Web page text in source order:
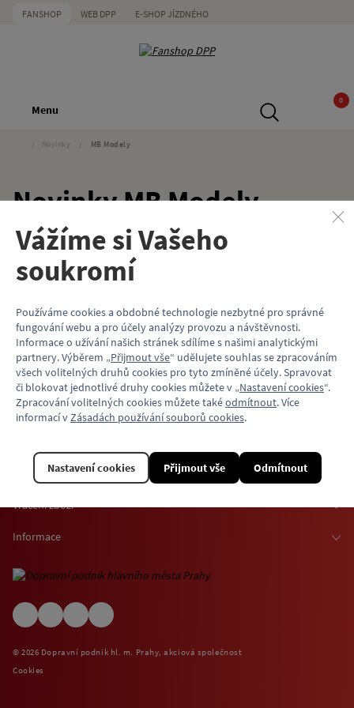
FANSHOP WEB DPP E-SHOP JÍZDNÉHO
Menu
0
Novinky MB Modely
Novinky MB Modely
Filtrovat
Značka MB Modely Zrušit vše
Nebyly nalezeny žádné produkty
Vše o nákupu
O nákupu jízdenek a vstupenek
(EN) Shipping abroad
Vrácení zboží
Informace
Informace o využívání cookies
© 2026 Dopravní podnik hl. m. Prahy, akciová společnost
Cookies
Vážíme si Vašeho
soukromí
Používáme cookies a obdobné technologie nezbytné pro správné
fungování webu a pro účely analýzy provozu a návštěvnosti.
Informace o užívání našich stránek sdílíme s našimi analytickými
partnery. Výběrem „Přijmout vše“ udělujete souhlas se zpracováním
všech volitelných druhů cookies pro tyto zmíněné účely. Spravovat
či blokovat jednotlivé druhy cookies můžete v „Nastavení cookies“.
Zpracování volitelných cookies můžete takéodmítnout. Více
informací vZásadách používání souborů cookies.
Odmítnout
Nastavení cookies Přijmout vše